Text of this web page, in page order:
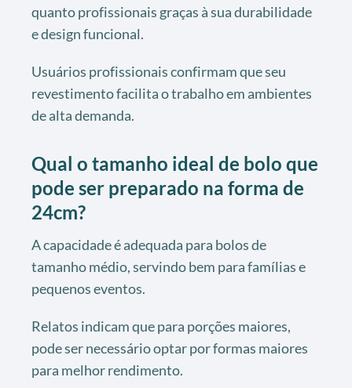
quanto profissionais graças à sua durabilidade
e design funcional.
Usuários profissionais confirmam que seu
revestimento facilita o trabalho em ambientes
de alta demanda.
Qual o tamanho ideal de bolo que
pode ser preparado na forma de
24cm?
A capacidade é adequada para bolos de
tamanho médio, servindo bem para famílias e
pequenos eventos.
Relatos indicam que para porções maiores,
pode ser necessário optar por formas maiores
para melhor rendimento.